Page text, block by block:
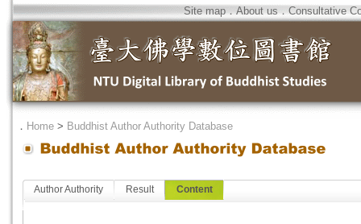
Site map．About us．Consultative
． Home > Buddhist Author Authority Database
Author Authority Result Content